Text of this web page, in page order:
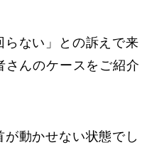
ない」との訴えで来
さんのケースをご紹介
動かせない状態でし